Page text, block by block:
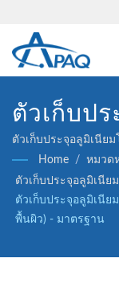
ตัวเก็บปร
ไลต์แบบ
2000 ชั่ว
ประสิทธิ
ตัวเก็บประจุอลูมิเนีย
ของเรา (ประเภทติด
DC converters, ตัว
สัญญาณ.
Home / หมวด
ตัวเก็บประจุอลูมิเนีย
ตัวเก็บประจุอลูมิเนี
พื้นผิว) - มาตรฐาน